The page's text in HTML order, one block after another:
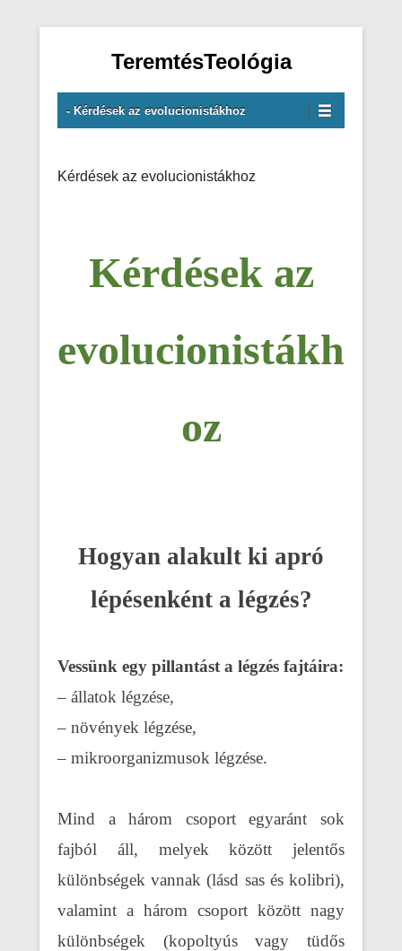
TeremtésTeológia
Primary Menu
Skip to content
- Kérdések az evolucionistákhoz
Kérdések az evolucionistákhoz
Kérdések az
evolucionistákh
oz
Hogyan alakult ki apró
lépésenként a légzés?
Vessünk egy pillantást a légzés fajtáira:
– állatok légzése,
– növények légzése,
– mikroorganizmusok légzése.
Mind a három csoport egyaránt sok
fajból áll, melyek között jelentős
különbségek vannak (lásd sas és kolibri),
valamint a három csoport között nagy
különbségek (kopoltyús vagy tüdős